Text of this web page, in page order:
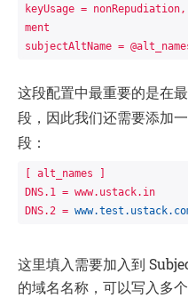
keyUsage =
ment
subjectAltName =
这段配置中最重要的是在
段，因此我们还需要添加
段：
[ alt_names ]
DNS.1 = www.ustack.in
DNS.2 =
这里填入需要加入到
的域名名称，可以写入多